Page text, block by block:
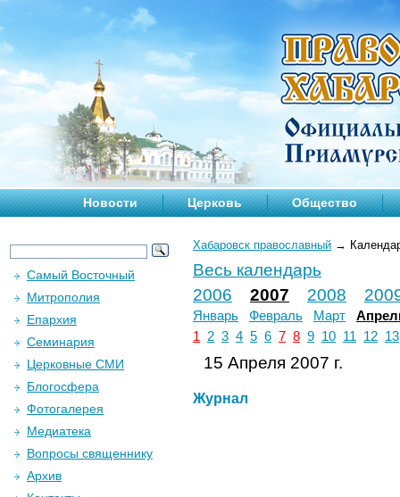
Новости Церковь Общество
Хабаровск православный →
Весь календарь
2006
2007 2008
Январь Февраль Март
1
2 3 4 5 6 7 8 9 10 11 12 13
15 Апреля 2007 г.
Журнал
Самый Восточный
Митрополия
Епархия
Семинария
Церковные СМИ
Блогосфера
Фотогалерея
Медиатека
Вопросы священнику
Архив